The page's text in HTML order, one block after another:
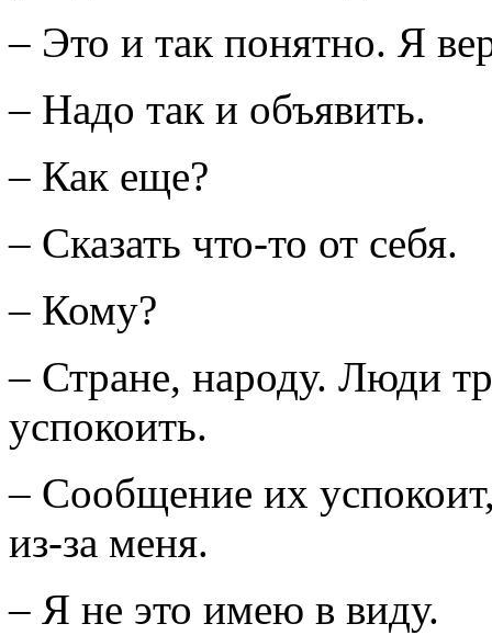
– Это и так понятно. Я
– Надо так и объявить.
– Как еще?
– Сказать что-то от себя.
– Кому?
– Стране, народу. Люди
успокоить.
– Сообщение их
из-за меня.
– Я не это имею в виду.